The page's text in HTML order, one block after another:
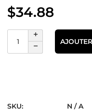
$34.88
SKU:
N / A